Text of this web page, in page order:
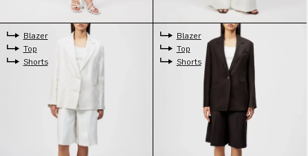
Blazer
Top
Shorts
Blazer
Top
Shorts